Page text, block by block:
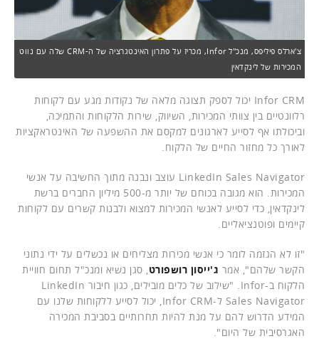
צ'ארלס פיליפס, מנכ"ל Infor, מכריז על פתרון האינטגרציה של ה-CRM שלה עם נווט
המכירות של לינקדאין
Infor CRM יכול לספק תצוגה מלאה של נקודות מגע עם לקוחות
רלוונטיים בין צוותי המכירות, השיווק, שירות הלקוחות והתמיכה,
וביכולתו אף לסייע לארגונים למקסם את ההשפעה של האינטראקציות
לאורך כל מחזור החיים של הלקוח.
LinkedIn Sales Navigator עוצב ונבנה מתוך החשיבה על אנשי
המכירות. הוא מגובה בכוחם של יותר מ-500 מיליון החברים ברשת
לינקדאין, כדי לסייע לאנשי המכירות למצוא ולבנות קשרים עם לקוחות
קיימים ופוטנציאליים.
"זו לא הגזמה לומר כי אנשי מכירות מצליחים או נכשלים על ידי נתוני
הקשר שלהם", אמר ג'ייסון רושפורט, סגן נשיא ומנכ"ל תחום חוויית
הלקוח ב-Infor. "שילוב של כלים מובילים, כגון חיבור LinkedIn
Sales Navigator ל-Infor CRM, יכול לסייע ללקוחות שלנו עם
המידע הדרוש להם על מנת להיות תחרותיים בסביבת המכירה
האגרסיבית של היום".